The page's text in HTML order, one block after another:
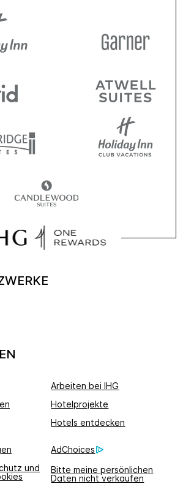
Arbeiten bei IHG
Hotelprojekte
Hotels entdecken
AdChoices
und
Bitte meine persönlichen
Daten nicht verkaufen